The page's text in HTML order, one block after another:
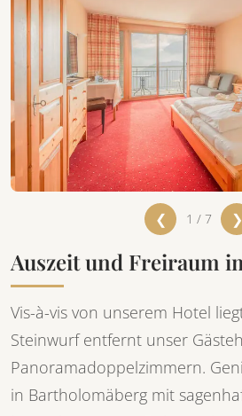
❮ 1 / 7 ❯
Auszeit und Freiraum
Vis-à-vis von unserem Hotel
Steinwurf entfernt unser
Panoramadoppelzimmern.
in Bartholomäberg mit